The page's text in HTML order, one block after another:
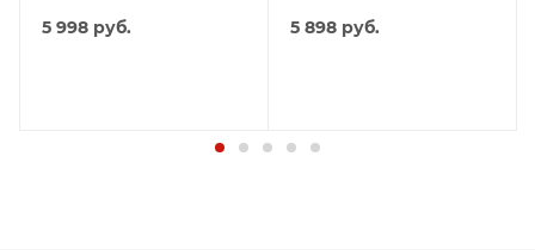
5 998 руб. 5 898 руб.